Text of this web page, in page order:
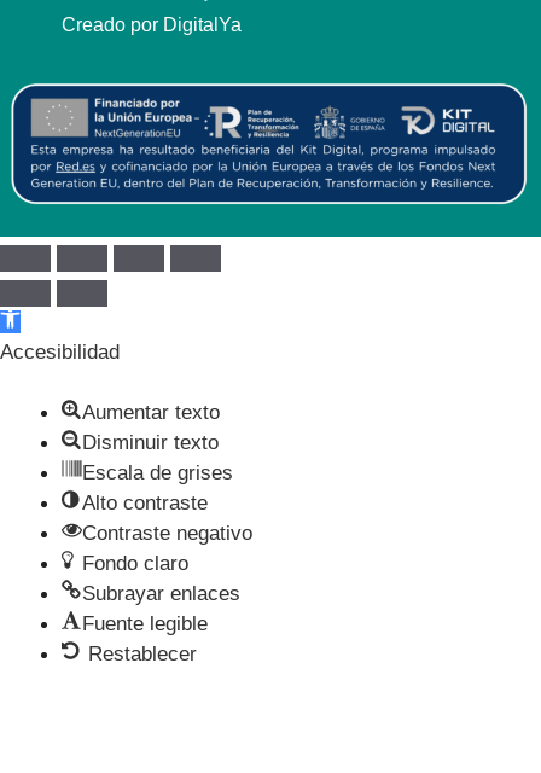
Creado por DigitalYa
Abrir barra de herramientas
Accesibilidad
Aumentar texto
Disminuir texto
Escala de grises
Alto contraste
Contraste negativo
Fondo claro
Subrayar enlaces
Fuente legible
Restablecer